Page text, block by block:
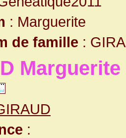
: Marguerite
de famille :
Marguerite
: